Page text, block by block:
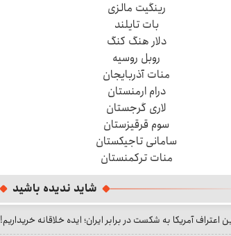
رینگیت مالزی
بات تایلند
دلار هنگ کنگ
روبل روسیه
منات آذربایجان
درام ارمنستان
لاری گرجستان
سوم قرقیزستان
سامانی تاجیکستان
منات ترکمنستان
شاید ندیده باشید
اعتراف آمریکا به شکست در برابر ایران؛ ایده خلاقانه خریداریم!